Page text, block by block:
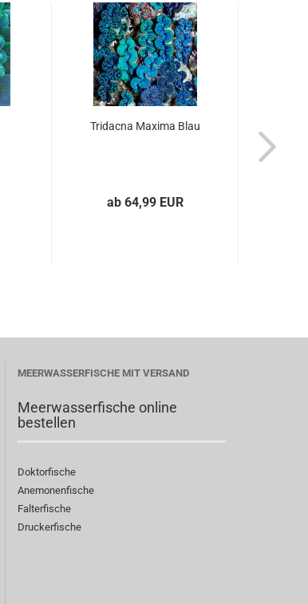
Tridacna Maxima Blau
ab 64,99 EUR
MEERWASSERFISCHE MIT VERSAND
Meerwasserfische online
bestellen
Doktorfische
Anemonenfische
Falterfische
Druckerfische